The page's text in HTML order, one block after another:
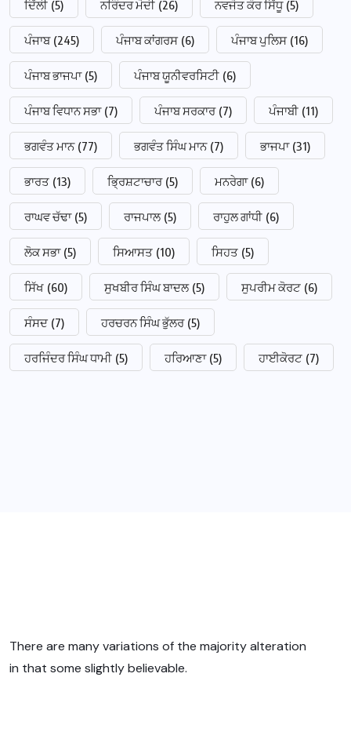
ਦਿੱਲੀ (5) ਨਰਿੰਦਰ ਮੋਦੀ (26) ਨਵਜੋਤ ਕੌਰ ਸਿੱਧੂ (5)
ਪੰਜਾਬ (245) ਪੰਜਾਬ ਕਾਂਗਰਸ (6) ਪੰਜਾਬ ਪੁਲਿਸ (16)
ਪੰਜਾਬ ਭਾਜਪਾ (5) ਪੰਜਾਬ ਯੂਨੀਵਰਸਿਟੀ (6)
ਪੰਜਾਬ ਵਿਧਾਨ ਸਭਾ (7) ਪੰਜਾਬ ਸਰਕਾਰ (7) ਪੰਜਾਬੀ (11)
ਭਗਵੰਤ ਮਾਨ (77) ਭਗਵੰਤ ਸਿੰਘ ਮਾਨ (7) ਭਾਜਪਾ (31)
ਭਾਰਤ (13) ਭ੍ਰਿਸ਼ਟਾਚਾਰ (5) ਮਨਰੇਗਾ (6)
ਰਾਘਵ ਚੱਢਾ (5) ਰਾਜਪਾਲ (5) ਰਾਹੁਲ ਗਾਂਧੀ (6)
ਲੋਕ ਸਭਾ (5) ਸਿਆਸਤ (10) ਸਿਹਤ (5)
ਸਿੱਖ (60) ਸੁਖਬੀਰ ਸਿੰਘ ਬਾਦਲ (5) ਸੁਪਰੀਮ ਕੋਰਟ (6)
ਸੰਸਦ (7) ਹਰਚਰਨ ਸਿੰਘ ਭੁੱਲਰ (5)
ਹਰਜਿੰਦਰ ਸਿੰਘ ਧਾਮੀ (5) ਹਰਿਆਣਾ (5) ਹਾਈਕੋਰਟ (7)
There are many variations of the majority alteration
in that some slightly believable.